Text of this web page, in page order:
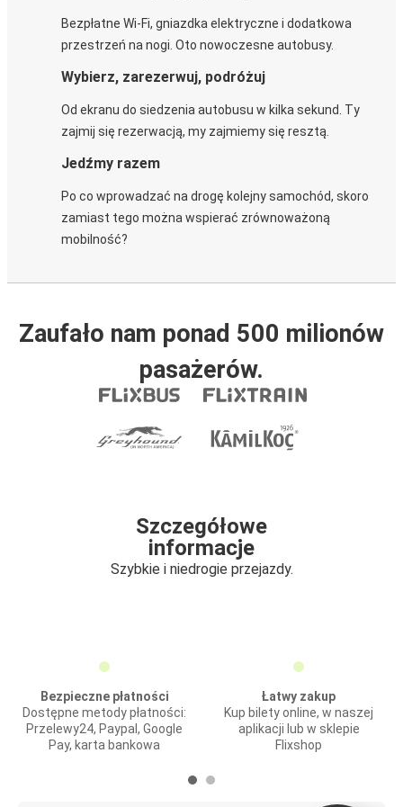
Bezpłatne Wi-Fi, gniazdka elektryczne i dodatkowa
przestrzeń na nogi. Oto nowoczesne autobusy.
Wybierz, zarezerwuj, podróżuj
Od ekranu do siedzenia autobusu w kilka sekund. Ty
zajmij się rezerwacją, my zajmiemy się resztą.
Jedźmy razem
Po co wprowadzać na drogę kolejny samochód, skoro
zamiast tego można wspierać zrównoważoną
mobilność?
Zaufało nam ponad 500 milionów
pasażerów.
Szczegółowe
informacje
Szybkie i niedrogie przejazdy.
Bezpieczne płatności
Dostępne metody płatności:
Przelewy24, Paypal, Google
Pay, karta bankowa
Łatwy zakup
Kup bilety online, w naszej
aplikacji lub w sklepie
Flixshop